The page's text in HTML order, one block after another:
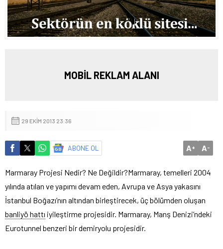
MOBİL REKLAM ALANI
29 EKIM 2013 23:36
ABONE OL A+ A-
Marmaray Projesi Nedir? Ne Değildir?Marmaray, temelleri 2004
yılında atılan ve yapımı devam eden, Avrupa ve Asya yakasını
İstanbul Boğazı’nın altından birleştirecek, üç bölümden oluşan
banliyö hattı iyileştirme projesidir. Marmaray, Manş Denizi’ndeki
Eurotunnel benzeri bir demiryolu projesidir.